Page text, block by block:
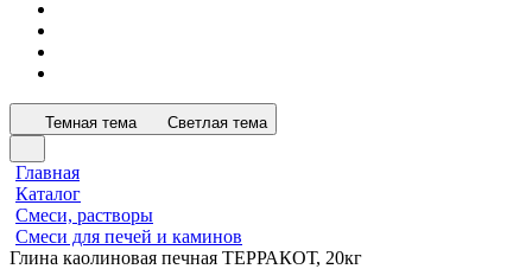
Темная тема Светлая тема
Главная
Каталог
Смеси, растворы
Смеси для печей и каминов
Глина каолиновая печная ТЕРРАКОТ, 20кг